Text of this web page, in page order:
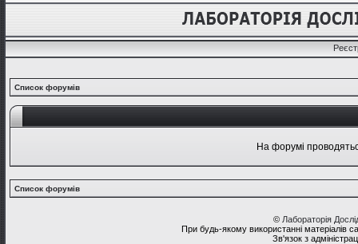
Список форумів
На форумі
Список форумів
© Лабораторія
При будь-якому використанні матеріалів
Зв'язок з